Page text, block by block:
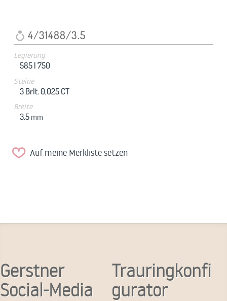
4/31488/3.5
Legierung
585 |750
Steine
3 Brlt. 0,025 CT
Breite
3.5 mm
Auf meine Merkliste setzen
Gerstner
Social-Media
Trauringkonfi
gurator